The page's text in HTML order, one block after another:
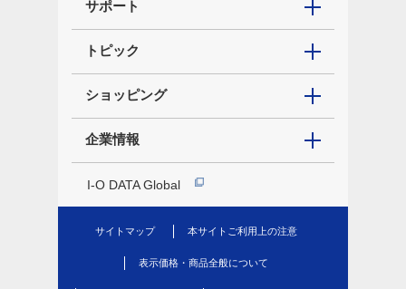
サポート
トピック
ショッピング
企業情報
I-O DATA Global
サイトマップ 本サイトご利用上の注意
表示価格・商品全般について